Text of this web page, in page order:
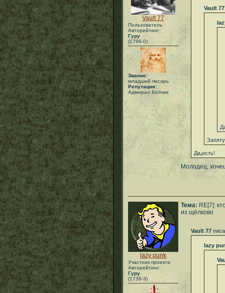
Vault 77
Пользователь
Авторейтинг:
Гуру
(1796-0)
Звание:
младший писарь
Репутация:
Адмирал Колчак
Vault 77
Да,есть!
Молодец,
lazy punk
Участник проекта
Авторейтинг:
Гуру
(1738-3)
Тема: RE[7]:
из щёлково
Vault 77
lazy